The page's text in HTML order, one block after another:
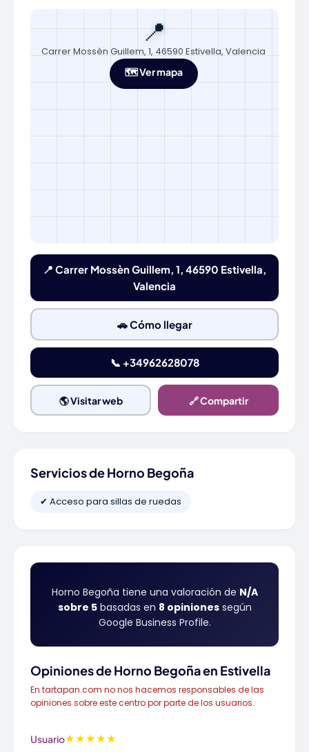
📍
Carrer Mossèn Guillem, 1, 46590 Estivella, Valencia
🗺️ Ver mapa
📍 Carrer Mossèn Guillem, 1, 46590 Estivella,
Valencia
🚗 Cómo llegar
📞 +34962628078
🌎 Visitar web 🔗 Compartir
Servicios de Horno Begoña
✔ Acceso para sillas de ruedas
Horno Begoña tiene una valoración de N/A
sobre 5basadas en 8 opinionessegún
Google Business Profile.
Opiniones de Horno Begoña en Estivella
En tartapan.com no nos hacemos responsables de las
opiniones sobre este centro por parte de los usuarios.
Usuario★★★★★